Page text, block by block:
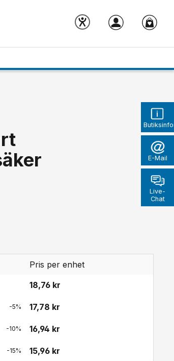
E-Mail
Live-
Chat
Pris per enhet
18,76 kr
-5% 17,78 kr
-10% 16,94 kr
-15% 15,96 kr